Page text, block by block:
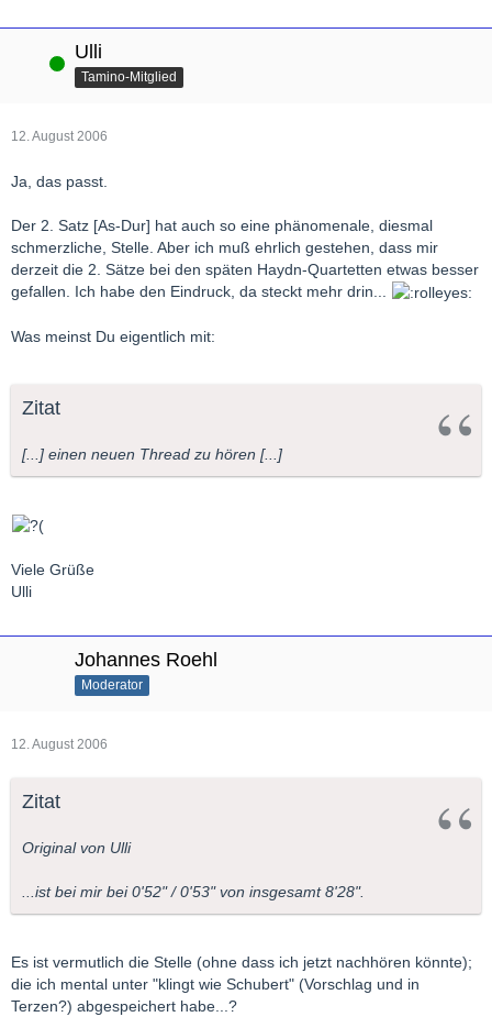
Online Ulli
Tamino-Mitglied
12. August 2006
Ja, das passt.
Der 2. Satz [As-Dur] hat auch so eine phänomenale, diesmal
schmerzliche, Stelle. Aber ich muß ehrlich gestehen, dass mir
derzeit die 2. Sätze bei den späten Haydn-Quartetten etwas besser
gefallen. Ich habe den Eindruck, da steckt mehr drin...
Was meinst Du eigentlich mit:
Zitat
[...] einen neuen Thread zu hören [...]
Viele Grüße
Ulli
Johannes Roehl
Moderator
12. August 2006
Zitat
Original von Ulli
...ist bei mir bei 0'52" / 0'53" von insgesamt 8'28".
Es ist vermutlich die Stelle (ohne dass ich jetzt nachhören könnte);
die ich mental unter "klingt wie Schubert" (Vorschlag und in
Terzen?) abgespeichert habe...?